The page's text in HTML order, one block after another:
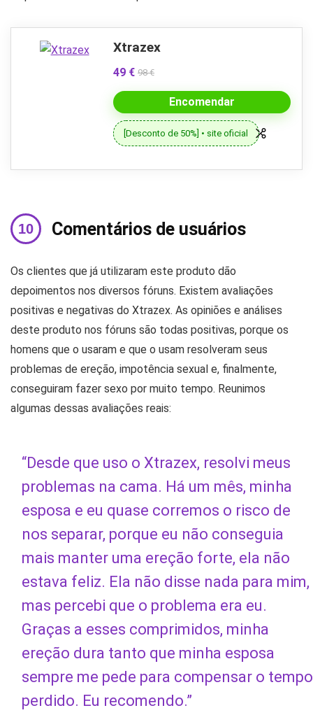
Xtrazex
49 € 98 €
Encomendar
[Desconto de 50%] • site oficial
Comentários de usuários
Os clientes que já utilizaram este produto dão
depoimentos nos diversos fóruns. Existem avaliações
positivas e negativas do Xtrazex. As opiniões e análises
deste produto nos fóruns são todas positivas, porque os
homens que o usaram e que o usam resolveram seus
problemas de ereção, impotência sexual e, finalmente,
conseguiram fazer sexo por muito tempo. Reunimos
algumas dessas avaliações reais:
“Desde que uso o Xtrazex, resolvi meus
problemas na cama. Há um mês, minha
esposa e eu quase corremos o risco de
nos separar, porque eu não conseguia
mais manter uma ereção forte, ela não
estava feliz. Ela não disse nada para mim,
mas percebi que o problema era eu.
Graças a esses comprimidos, minha
ereção dura tanto que minha esposa
sempre me pede para compensar o tempo
perdido. Eu recomendo.”